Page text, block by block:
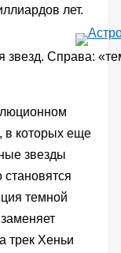
лет.
Справа:
в которых еще
звезды
становятся
темной
трек Хеньи